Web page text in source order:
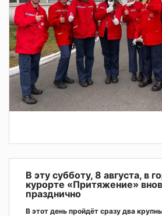
В эту субботу, 8 августа, в
курорте «Притяжение»
празднично
В этот день пройдёт сразу два